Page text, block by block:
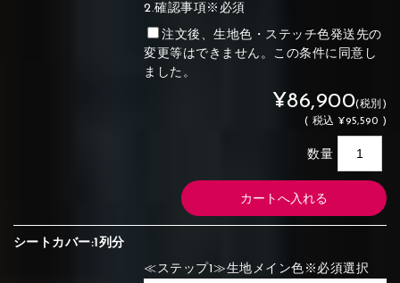
2.確認事項※必須
注文後、生地色・ステッチ色発送先の
変更等はできません。この条件に同意し
ました。
¥86,900(税別)
( 税込 ¥95,590 )
数量
シートカバー:1列分
≪ステップ1≫生地メイン色※必須選択